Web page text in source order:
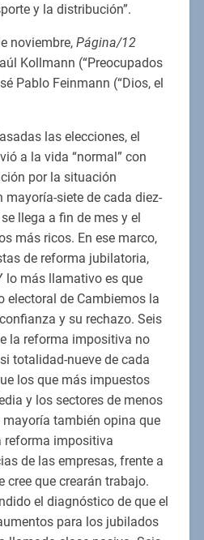
y la distribución”.
noviembre, Página/12
Kollmann (“Preocupados
Pablo Feinmann (“Dios, el
las elecciones, el
a la vida “normal” con
por la situación
siete de cada diez-
llega a fin de mes y el
más ricos. En ese marco,
de reforma jubilatoria,
lo más llamativo es que
electoral de Cambiemos la
y su rechazo. Seis
la reforma impositiva no
totalidad-nueve de cada
los que más impuestos
y los sectores de menos
mayoría también opina que
reforma impositiva
de las empresas, frente a
cree que crearán trabajo.
el diagnóstico de que el
para los jubilados